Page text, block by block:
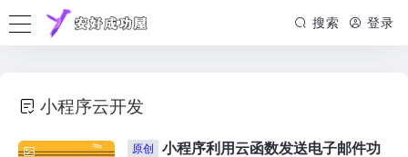
搜索 登录
小程序云开发
原创
小程序利用云函数发送电子邮件功